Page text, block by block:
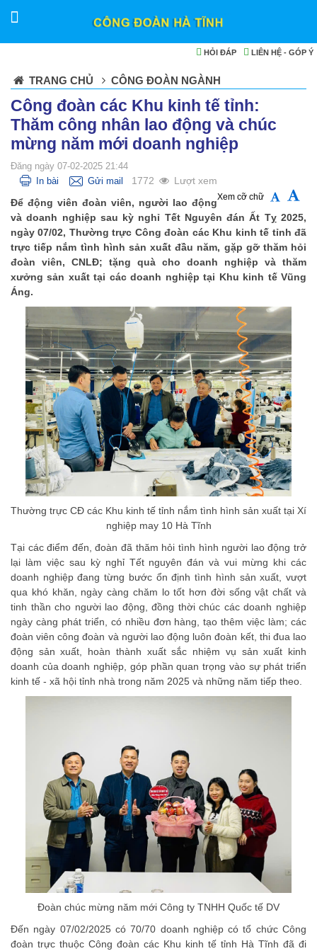
LIÊN HỆ - GÓP Ý
HỎI ĐÁP
TRANG CHỦ CÔNG ĐOÀN NGÀNH
Công đoàn các Khu kinh tế tỉnh:
Thăm công nhân lao động và chúc
mừng năm mới doanh nghiệp
Đăng ngày 07-02-2025 21:44
In bài
Gửi mail 1772 Lượt xem
Xem cỡ chữ
Để động viên đoàn viên, người lao động
và doanh nghiệp sau kỳ nghỉ Tết Nguyên đán Ất Tỵ 2025,
ngày 07/02, Thường trực Công đoàn các Khu kinh tế tỉnh đã
trực tiếp nắm tình hình sản xuất đầu năm, gặp gỡ thăm hỏi
đoàn viên, CNLĐ; tặng quà cho doanh nghiệp và thăm
xưởng sản xuất tại các doanh nghiệp tại Khu kinh tế Vũng
Áng.
Thường trực CĐ các Khu kinh tế tỉnh nắm tình hình sản xuất tại Xí
nghiệp may 10 Hà Tĩnh
Tại các điểm đến, đoàn đã thăm hỏi tình hình người lao động trở
lại làm việc sau kỳ nghỉ Tết nguyên đán và vui mừng khi các
doanh nghiệp đang từng bước ổn định tình hình sản xuất, vượt
qua khó khăn, ngày càng chăm lo tốt hơn đời sống vật chất và
tinh thần cho người lao động, đồng thời chúc các doanh nghiệp
ngày càng phát triển, có nhiều đơn hàng, tạo thêm việc làm; các
đoàn viên công đoàn và người lao động luôn đoàn kết, thi đua lao
động sản xuất, hoàn thành xuất sắc nhiệm vụ sản xuất kinh
doanh của doanh nghiệp, góp phần quan trọng vào sự phát triển
kinh tế - xã hội tỉnh nhà trong năm 2025 và những năm tiếp theo.
Đoàn chúc mừng năm mới Công ty TNHH Quốc tế DV
Đến ngày 07/02/2025 có 70/70 doanh nghiệp có tổ chức Công
đoàn trực thuộc Công đoàn các Khu kinh tế tỉnh Hà Tĩnh đã đi